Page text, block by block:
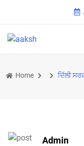
Home
Admin